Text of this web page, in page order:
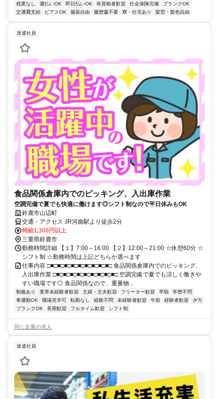
残業なし
週払いOK 即日払いOK 有資格者歓迎 社会保険完備
ブランクOK
交通費支給
ピアスOK 服装自由 履歴書不要 寮・社宅あり 髪型・髪色自由
派遣社員
食品関係倉庫内でのピッキング、入出庫作業
空調完備で夏でも快適に働けます◎シフト制なので平日休みもOK
鈴鹿市山辺町
交通・アクセス JR河曲駅より徒歩2分
時給1,300円以上
三重県鈴鹿市
勤務時間詳細 【１】7:00～16:00 【２】12:00～21:00 ☆休憩60分 ☆
シフト制 ☆勤務時間は上記どちらか選べます
仕事内容 □■□■□■□■□■□■□■□■□■□ 食品関係倉庫内でのピッキング、
入出庫作業 □■□■□■□■□■□■□■□■□■□ 空調完備で夏でも涼しく働きや
すい職場です◎ 食品関係なので、重量物...
制服あり 業界未経験者歓迎 主婦・主夫歓迎 フリーター歓迎 早朝
学歴不問
車通勤OK
職場見学可 転勤なし 経験不問 未経験者歓迎 午前 経験者歓迎
夕方
ブランクOK
長期歓迎 フルタイム歓迎 シフト制
同じ企業の求人
派遣社員